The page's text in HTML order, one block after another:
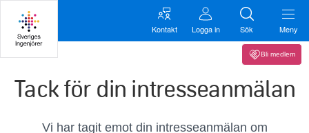
Kontakt Logga in Sök Meny
Bli medlem
Tack för din intresseanmälan
Vi har tagit emot din intresseanmälan om